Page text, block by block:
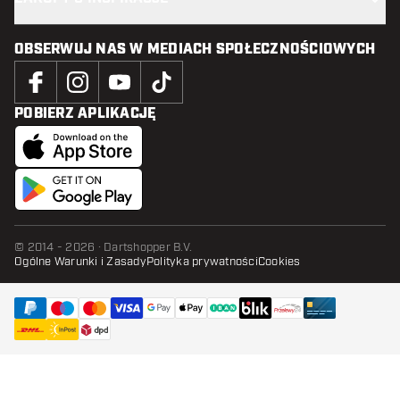
OBSERWUJ NAS W MEDIACH SPOŁECZNOŚCIOWYCH
POBIERZ APLIKACJĘ
© 2014 - 2026 · Dartshopper B.V.
Ogólne Warunki i ZasadyPolityka prywatnościCookies